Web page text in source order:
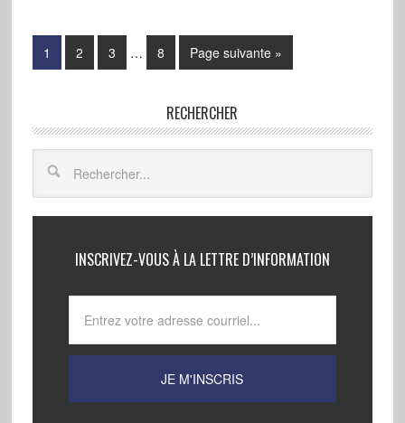
1 2 3 … 8 Page suivante »
RECHERCHER
INSCRIVEZ-VOUS À LA LETTRE D’INFORMATION